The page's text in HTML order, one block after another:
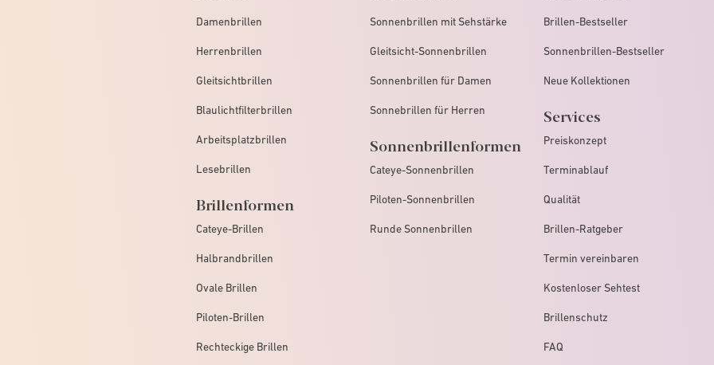
Damenbrillen
Herrenbrillen
Gleitsichtbrillen
Blaulichtfilterbrillen
Arbeitsplatzbrillen
Lesebrillen
Brillenformen
Cateye-Brillen
Halbrandbrillen
Ovale Brillen
Piloten-Brillen
Rechteckige Brillen
Sonnenbrillen mit Sehstärke
Gleitsicht-Sonnenbrillen
Sonnenbrillen für Damen
Sonnebrillen für Herren
Sonnenbrillenformen
Cateye-Sonnenbrillen
Piloten-Sonnenbrillen
Runde Sonnenbrillen
Brillen-Bestseller
Sonnenbrillen-Bestseller
Neue Kollektionen
Services
Preiskonzept
Terminablauf
Qualität
Brillen-Ratgeber
Termin vereinbaren
Kostenloser Sehtest
Brillenschutz
FAQ